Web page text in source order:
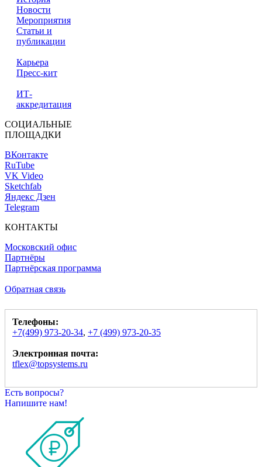
Новости
Мероприятия
Статьи и
публикации
Карьера
Пресс-кит
ИТ-
аккредитация
СОЦИАЛЬНЫЕ
ПЛОЩАДКИ
ВКонтакте
RuTube
VK Video
Sketchfab
Яндекс Дзен
Telegram
КОНТАКТЫ
Московский офис
Партнёры
Партнёрская программа
Обратная связь
Телефоны:
+7(499) 973-20-34, +7 (499) 973-20-35
Электронная почта:
tflex@topsystems.ru
Есть вопросы?
Напишите нам!